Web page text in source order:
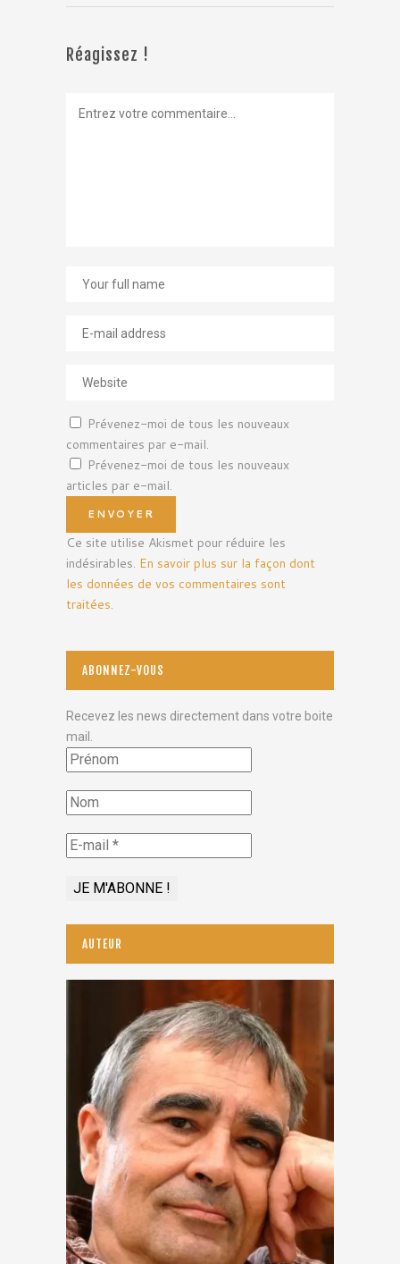
quantitative
Aujourd'hui, le
Réagissez !
Prévenez-moi de tous les nouveaux
commentaires par e-mail.
Prévenez-moi de tous les nouveaux
articles par e-mail.
Ce site utilise Akismet pour réduire les
indésirables. En savoir plus sur la façon dont
les données de vos commentaires sont
traitées.
ABONNEZ-VOUS
Recevez les news directement dans votre boite
mail.
AUTEUR